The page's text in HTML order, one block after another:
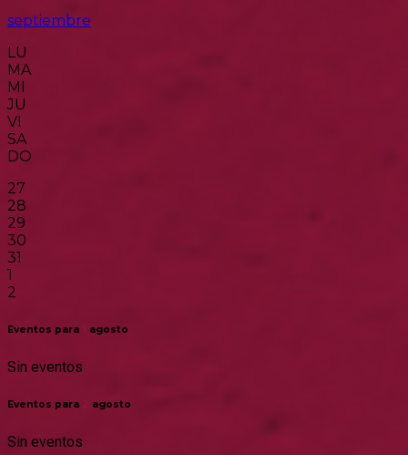
septiembre
LU
MA
MI
JU
VI
SA
DO
27
28
29
30
31
1
2
Eventos para agosto
Sin eventos
Eventos para agosto
Sin eventos